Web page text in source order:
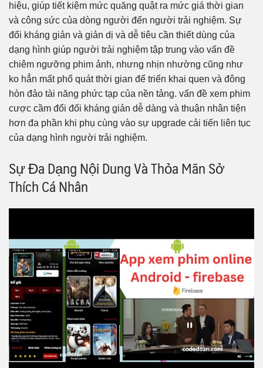
hiệu, giúp tiết kiệm mức quăng quật ra mức giá thời gian
và công sức của dòng người đến người trải nghiệm. Sự
đối kháng giản và giản dị và dễ tiêu cần thiết dùng của
dạng hình giúp người trải nghiệm tập trung vào vấn đề
chiêm ngưỡng phim ảnh, nhưng nhịn nhường cũng như
ko hẳn mất phổ quát thời gian để triển khai quen và đông
hòn đảo tài năng phức tạp của nền tảng. vấn đề xem phim
cược cầm đổi đối kháng giản dễ dàng và thuận nhân tiện
hơn đa phần khi phụ cùng vào sự upgrade cải tiến liên tục
của dạng hình người trải nghiệm.
Sự Đa Dạng Nội Dung Và Thỏa Mãn Sở
Thích Cá Nhân